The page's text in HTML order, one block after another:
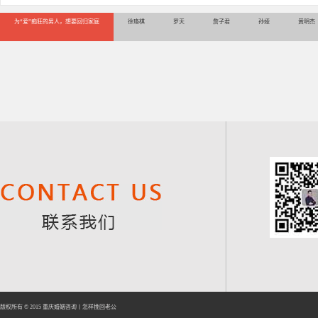
为“爱”痴狂的男人，想要回归家庭 徐珞棋 罗天 詹子君 孙娅 黄明杰
版权所有 © 2015 重庆婚姻咨询 怎样挽回老公